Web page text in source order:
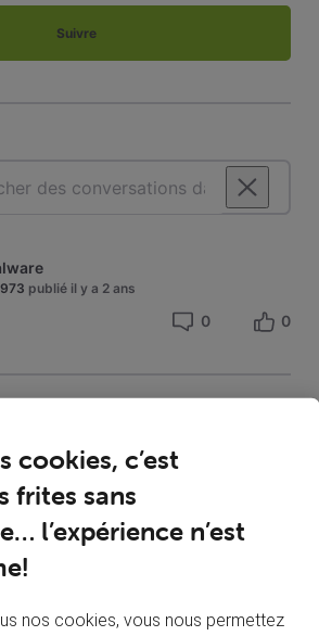
Suivre
publié il y a 2 ans
0 0
par theo2007 il y a 2 ans
Comment modifier mon mot de passe sur le webmail ?
cookies, c’est
frites sans
l’expérience n’est
nos cookies, vous nous permettez